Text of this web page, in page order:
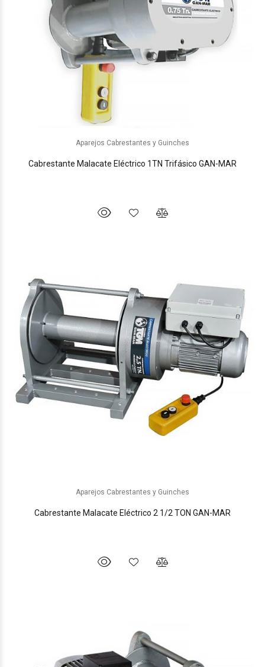
Aparejos Cabrestantes y Guinches
Cabrestante Malacate Eléctrico 1TN Trifásico GAN-MAR
Aparejos Cabrestantes y Guinches
Cabrestante Malacate Eléctrico 2 1/2 TON GAN-MAR